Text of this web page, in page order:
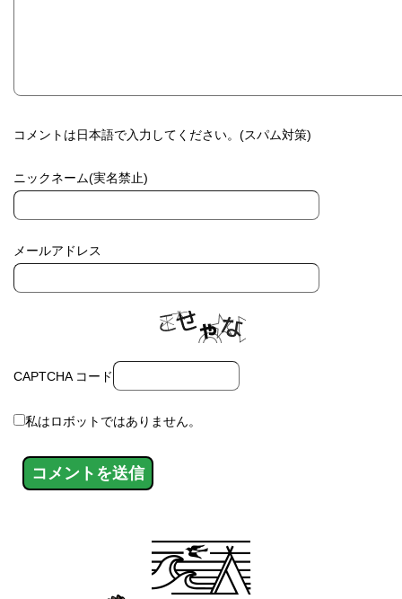
コメントは日本語で入力してください。(スパム対策)
ニックネーム(実名禁止)
メールアドレス
CAPTCHA コード
私はロボットではありません。